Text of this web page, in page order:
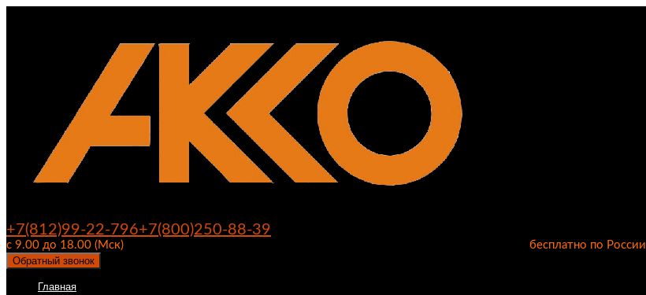
+7(812)99-22-796+7(800)250-88-39
с 9.00 до 18.00 (Мск)
бесплатно по России
Обратный звонок
Главная